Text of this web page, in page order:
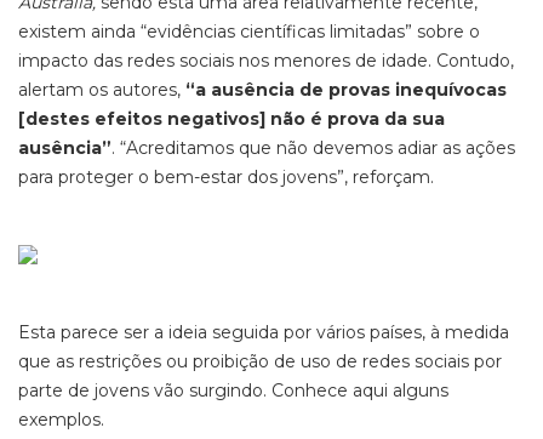
existem ainda “evidências científicas limitadas” sobre o
impacto das redes sociais nos menores de idade. Contudo,
alertam os autores, “a ausência de provas inequívocas
[destes efeitos negativos] não é prova da sua
ausência”. “Acreditamos que não devemos adiar as ações
para proteger o bem-estar dos jovens”, reforçam.
Esta parece ser a ideia seguida por vários países, à medida
que as restrições ou proibição de uso de redes sociais por
parte de jovens vão surgindo. Conhece aqui alguns
exemplos.